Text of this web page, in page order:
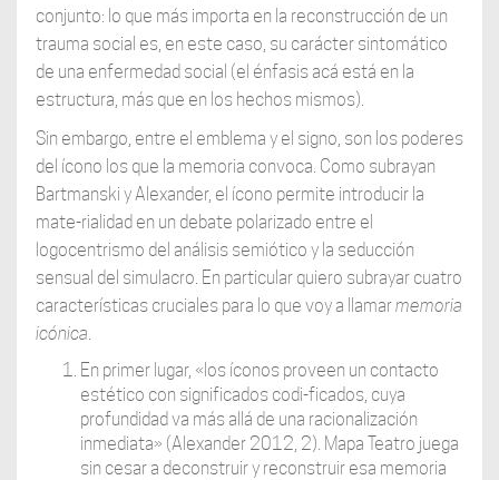
conjunto: lo que más importa en la reconstrucción de un
trauma social es, en este caso, su carácter sintomático
de una enfermedad social (el énfasis acá está en la
estructura, más que en los hechos mismos).
Sin embargo, entre el emblema y el signo, son los poderes
del ícono los que la memoria convoca. Como subrayan
Bartmanski y Alexander, el ícono permite introducir la
mate-rialidad en un debate polarizado entre el
logocentrismo del análisis semiótico y la seducción
sensual del simulacro. En particular quiero subrayar cuatro
características cruciales para lo que voy a llamarmemoria
icónica
En primer lugar, «los íconos proveen un contacto
estético con significados codi-ficados, cuya
profundidad va más allá de una racionalización
inmediata» (Alexander 2012, 2). Mapa Teatro juega
sin cesar a deconstruir y reconstruir esa memoria